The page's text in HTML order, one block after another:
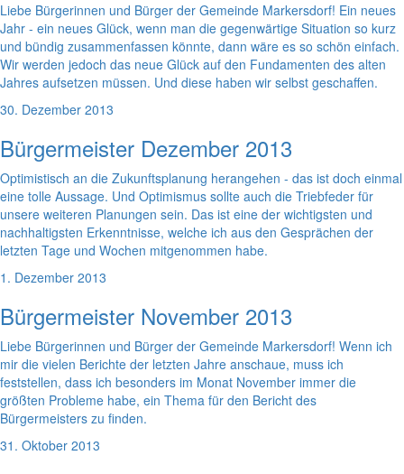
Liebe Bürgerinnen und Bürger der Gemeinde Markersdorf! Ein neues
Jahr - ein neues Glück, wenn man die gegenwärtige Situation so kurz
und bündig zusammenfassen könnte, dann wäre es so schön einfach.
Wir werden jedoch das neue Glück auf den Fundamenten des alten
Jahres aufsetzen müssen. Und diese haben wir selbst geschaffen.
30. Dezember 2013
Bürgermeister Dezember 2013
Optimistisch an die Zukunftsplanung herangehen - das ist doch einmal
eine tolle Aussage. Und Optimismus sollte auch die Triebfeder für
unsere weiteren Planungen sein. Das ist eine der wichtigsten und
nachhaltigsten Erkenntnisse, welche ich aus den Gesprächen der
letzten Tage und Wochen mitgenommen habe.
1. Dezember 2013
Bürgermeister November 2013
Liebe Bürgerinnen und Bürger der Gemeinde Markersdorf! Wenn ich
mir die vielen Berichte der letzten Jahre anschaue, muss ich
feststellen, dass ich besonders im Monat November immer die
größten Probleme habe, ein Thema für den Bericht des
Bürgermeisters zu finden.
31. Oktober 2013